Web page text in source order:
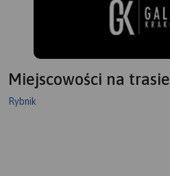
Miejscowości na trasie
Rybnik